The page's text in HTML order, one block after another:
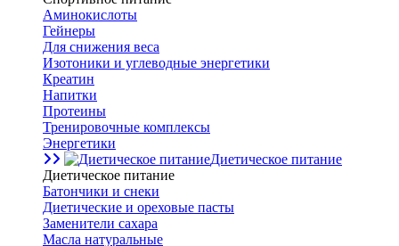
Аминокислоты
Гейнеры
Для снижения веса
Изотоники и углеводные энергетики
Креатин
Напитки
Протеины
Тренировочные комплексы
Энергетики
Диетическое питание
Диетическое питание
Батончики и снеки
Диетические и ореховые пасты
Заменители сахара
Масла натуральные